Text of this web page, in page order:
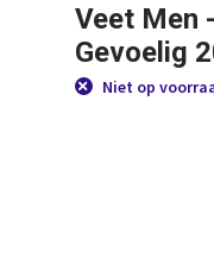
Veet Men
Gevoelig
Niet op